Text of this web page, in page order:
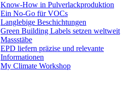
Know-How in Pulverlackproduktion
Ein No-Go für VOCs
Langlebige Beschichtungen
Green Building Labels setzen weltweit
Massstäbe
EPD liefern präzise und relevante
Informationen
My Climate Workshop